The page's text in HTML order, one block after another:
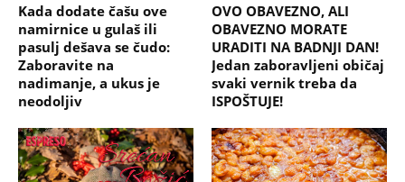
Kada dodate čašu ove
namirnice u gulaš ili
pasulj dešava se čudo:
Zaboravite na
nadimanje, a ukus je
neodoljiv
OVO OBAVEZNO, ALI
OBAVEZNO MORATE
URADITI NA BADNJI DAN!
Jedan zaboravljeni običaj
svaki vernik treba da
ISPOŠTUJE!